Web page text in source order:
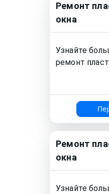
Ремонт
окна
Узнайте
ремонт
Ремонт
окна
Узнайте